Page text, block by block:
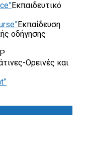
Εκπαιδευτικό
Εκπαίδευση
οδήγησης
Ορεινές και